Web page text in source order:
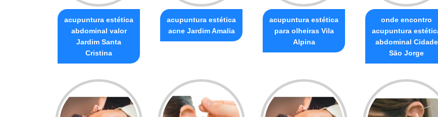
acupuntura estética
abdominal valor
Jardim Santa
Cristina
acupuntura estética
acne Jardim Amalia
acupuntura estética
para olheiras Vila
Alpina
onde encontro
acupuntura
abdominal Cidade
São Jorge